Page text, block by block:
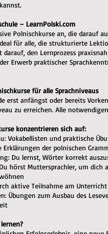
– LearnPolski.com
Polnischkurse an, die darauf
für alle, die strukturierte
darauf, den Lernprozess
Erwerb praktischer
für alle Sprachniveaus
erst anfängst oder bereits
zu erreichen. Alle
konzentrieren sich auf:
Vokabellisten und praktische
Erklärungen der polnischen
Du lernst, Wörter korrekt
hörst Muttersprachler, um dich
aktive Teilnahme am
Übungen zum Ausbau des